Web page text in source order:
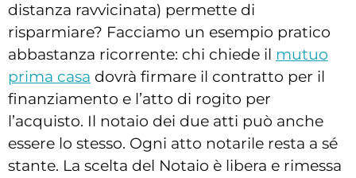
distanza ravvicinata) permette di
risparmiare? Facciamo un esempio pratico
abbastanza ricorrente: chi chiede il mutuo
prima casa dovrà firmare il contratto per il
finanziamento e l’atto di rogito per
l’acquisto. Il notaio dei due atti può anche
essere lo stesso. Ogni atto notarile resta a sé
stante. La scelta del Notaio è libera e rimessa